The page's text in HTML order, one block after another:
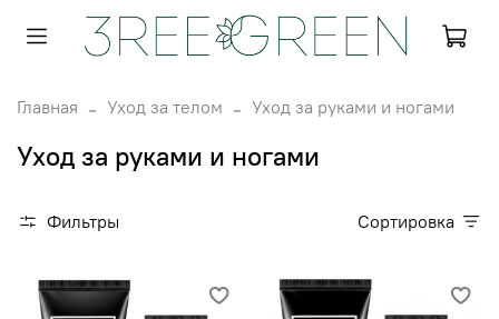
Главная Уход за телом Уход за руками и ногами
Уход за руками и ногами
Фильтры Сортировка